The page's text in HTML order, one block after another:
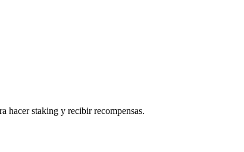
hacer staking y recibir recompensas.